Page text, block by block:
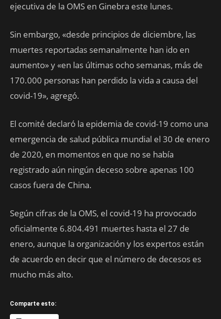
ejecutiva de la OMS en Ginebra este lunes.
Sin embargo, «desde principios de diciembre, las
muertes reportadas semanalmente han ido en
aumento» y «en las últimas ocho semanas, más de
170.000 personas han perdido la vida a causa del
covid-19», agregó.
El comité declaró la epidemia de covid-19 como una
emergencia de salud pública mundial el 30 de enero
de 2020, en momentos en que no se había
registrado aún ningún deceso sobre apenas 100
casos fuera de China.
Según cifras de la OMS, el covid-19 ha provocado
oficialmente 6.804.491 muertes hasta el 27 de
enero, aunque la organización y los expertos están
de acuerdo en decir que el número de decesos es
mucho más alto.
Comparte esto: